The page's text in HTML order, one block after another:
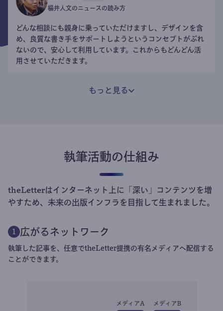
楊井人文のニュースの読み方
どんな相談にも親身に乗っていただけますし、デザインを含
め、良質な書き手をサポートしようというコンセプトがぶれ
ないので、安心して利用しています。これからもどんどん活
用させていただきます。
もっと見る
執筆活動の仕組み
theLetterはインターネット上に「深い」コンテンツを増
やすため、未来の出版インフラを目指して生まれました。
1 広がるネットワーク
執筆した記事を、任意でtheLetter提携の有名メディアへ配信する
ことができます。